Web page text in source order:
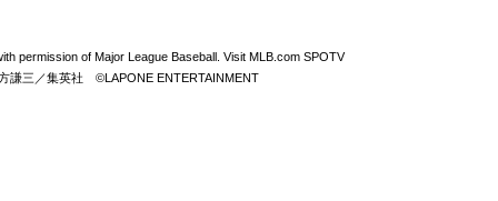
of Major League Baseball. Visit MLB.com SPOTV
謙三／集英社 ©LAPONE ENTERTAINMENT